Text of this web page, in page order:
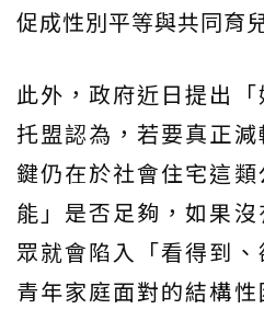
促成性別平等與共同育
此外，政府近日提出「
托盟認為，若要真正
鍵仍在於社會住宅這
能」是否足夠，如果
眾就會陷入「看得到、
青年家庭面對的結構